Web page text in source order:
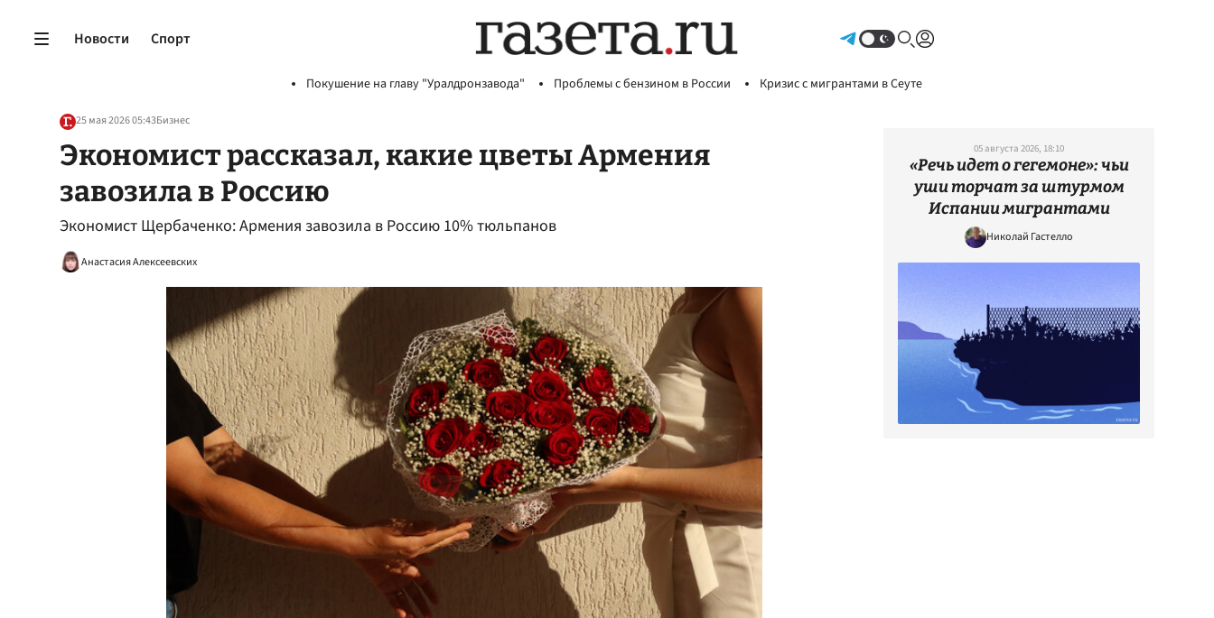
Новости Спорт
Покушение на главу "Уралдронзавода" Проблемы с бензином в России Кризис с мигрантами в Сеуте
25 мая 2026 05:43Бизнес
Экономист рассказал, какие цветы Армения
завозила в Россию
Экономист Щербаченко: Армения завозила в Россию 10% тюльпанов
Анастасия Алексеевских
05 августа 2026, 18:10
«Речь идет о гегемоне»: чьи
уши торчат за штурмом
Испании мигрантами
Николай Гастелло